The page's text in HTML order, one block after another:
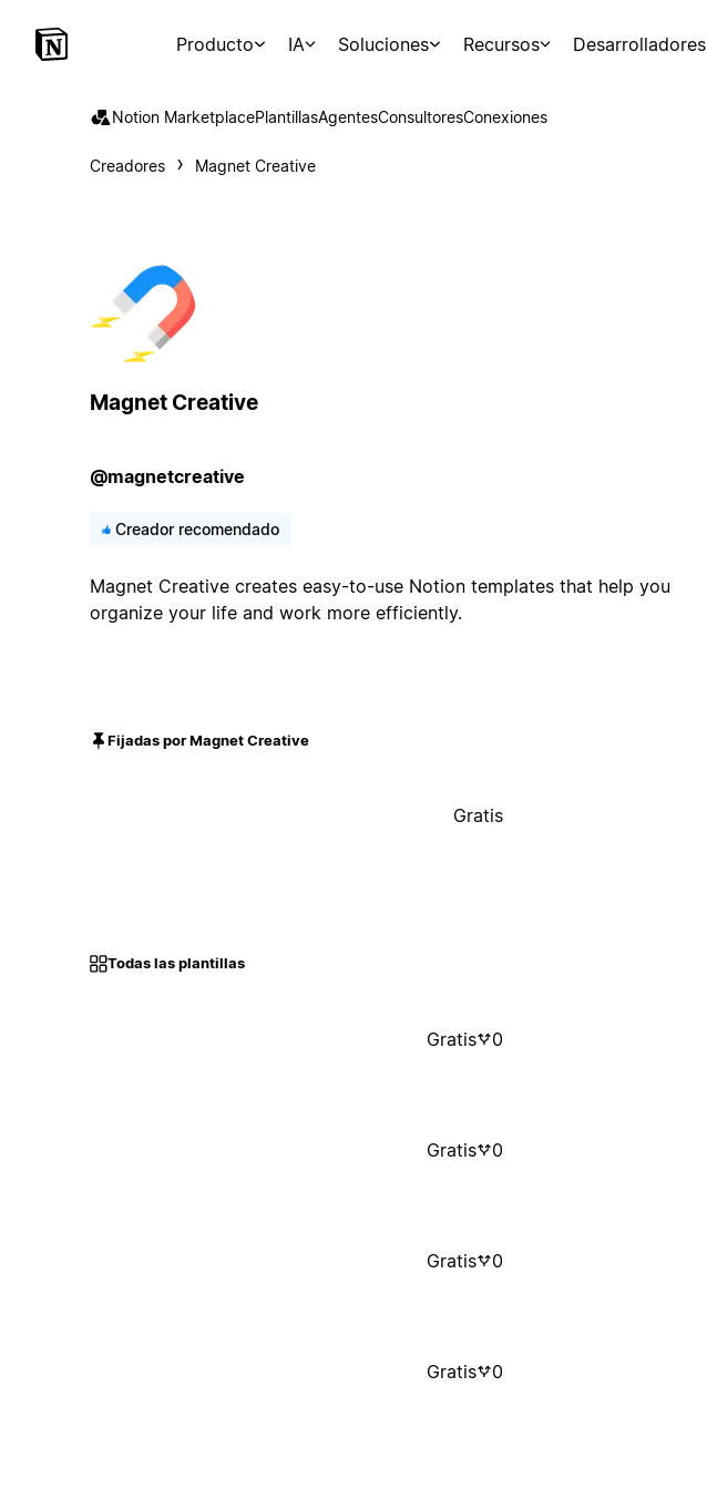
Producto IA Soluciones Recursos Desarrolladores
Notion MarketplacePlantillasAgentesConsultoresConexiones
Creadores Magnet Creative
Magnet Creative
@magnetcreative
Creador recomendado
Magnet Creative creates easy-to-use Notion templates that help you
organize your life and work more efficiently.
Fijadas por Magnet Creative
Gratis
Todas las plantillas
Gratis 0
Gratis 0
Gratis 0
Gratis 0